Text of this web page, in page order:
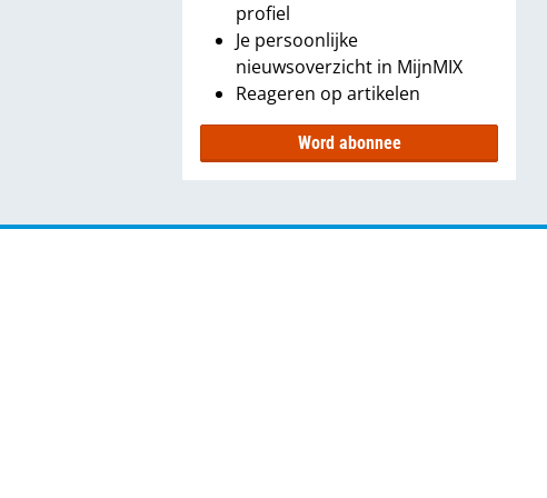
profiel
Je persoonlijke
nieuwsoverzicht in MijnMIX
Reageren op artikelen
Word abonnee